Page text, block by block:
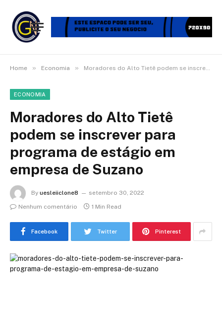
Home » Economia » Moradores do Alto Tietê podem se inscrever para programa de estágio em empresa de Suzano
ECONOMIA
Moradores do Alto Tietê
podem se inscrever para
programa de estágio em
empresa de Suzano
By uesleiiclone8
setembro 30, 2022
Nenhum comentário
1 Min Read
Facebook Twitter Pinterest